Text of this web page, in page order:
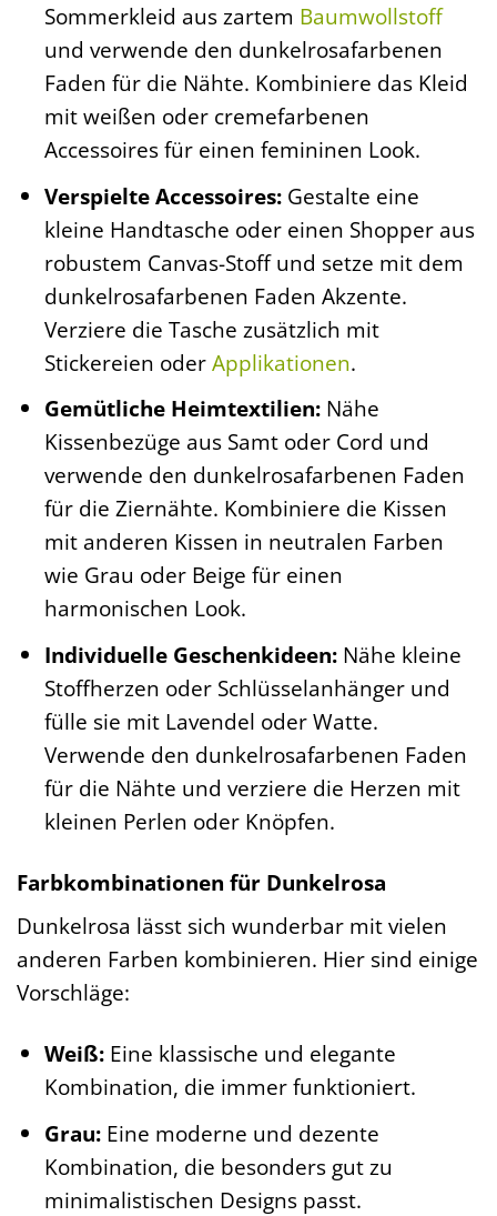
Sommerkleid aus zartem Baumwollstoff
und verwende den dunkelrosafarbenen
Faden für die Nähte. Kombiniere das Kleid
mit weißen oder cremefarbenen
Accessoires für einen femininen Look.
Verspielte Accessoires:Gestalte eine
kleine Handtasche oder einen Shopper aus
robustem Canvas-Stoff und setze mit dem
dunkelrosafarbenen Faden Akzente.
Verziere die Tasche zusätzlich mit
Stickereien oderApplikationen.
Gemütliche Heimtextilien:Nähe
Kissenbezüge aus Samt oder Cord und
verwende den dunkelrosafarbenen Faden
für die Ziernähte. Kombiniere die Kissen
mit anderen Kissen in neutralen Farben
wie Grau oder Beige für einen
harmonischen Look.
Individuelle Geschenkideen:Nähe kleine
Stoffherzen oder Schlüsselanhänger und
fülle sie mit Lavendel oder Watte.
Verwende den dunkelrosafarbenen Faden
für die Nähte und verziere die Herzen mit
kleinen Perlen oder Knöpfen.
Farbkombinationen für Dunkelrosa
Dunkelrosa lässt sich wunderbar mit vielen
anderen Farben kombinieren. Hier sind einige
Vorschläge:
Weiß:Eine klassische und elegante
Kombination, die immer funktioniert.
Grau:Eine moderne und dezente
Kombination, die besonders gut zu
minimalistischen Designs passt.